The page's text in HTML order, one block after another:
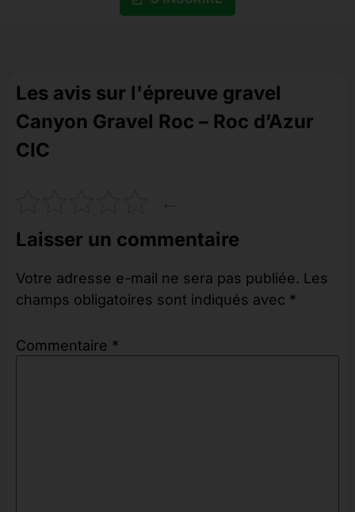
Les avis sur l'épreuve gravel
Canyon Gravel Roc – Roc d’Azur
CIC
Laisser un commentaire
Votre adresse e-mail ne sera pas publiée. Les
champs obligatoires sont indiqués avec *
Commentaire *